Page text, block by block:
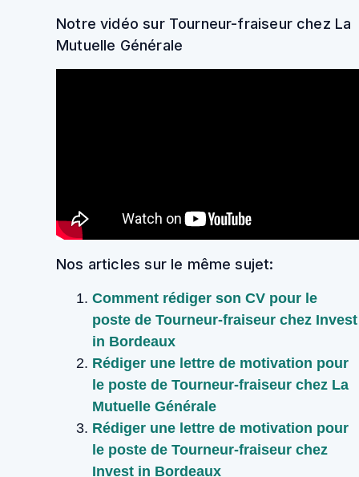
Notre vidéo sur Tourneur-fraiseur chez La
Mutuelle Générale
Nos articles sur le même sujet:
Comment rédiger son CV pour le
poste de Tourneur-fraiseur chez Invest
in Bordeaux
Rédiger une lettre de motivation pour
le poste de Tourneur-fraiseur chez La
Mutuelle Générale
Rédiger une lettre de motivation pour
le poste de Tourneur-fraiseur chez
Invest in Bordeaux